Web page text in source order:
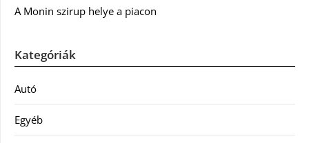
A Monin szirup helye a piacon
Kategóriák
Autó
Egyéb